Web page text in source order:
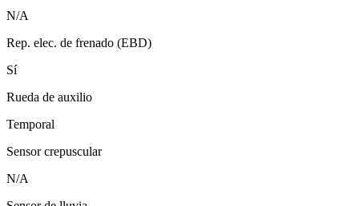
N/A
Rep. elec. de frenado (EBD)
Sí
Rueda de auxilio
Temporal
Sensor crepuscular
N/A